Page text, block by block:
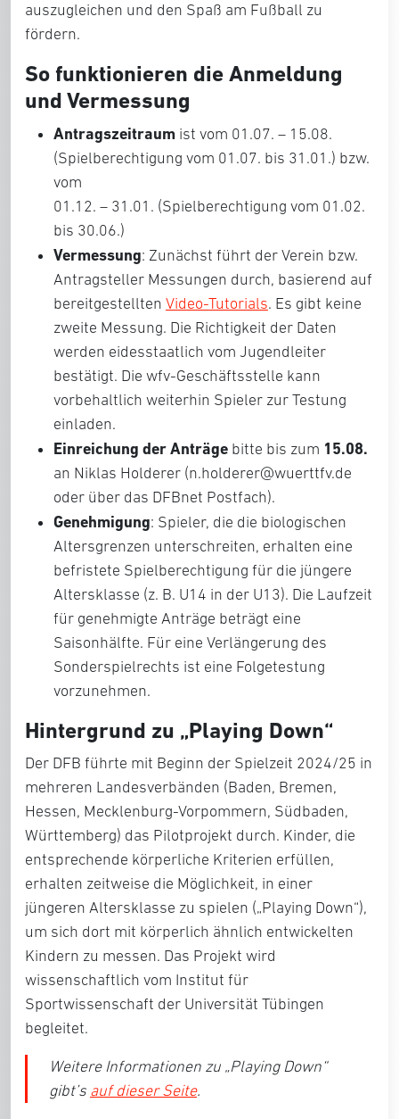
auszugleichen und den Spaß am Fußball zu
fördern.
So funktionieren die Anmeldung
und Vermessung
Antragszeitraum ist vom 01.07. – 15.08.
(Spielberechtigung vom 01.07. bis 31.01.) bzw.
vom
01.12. – 31.01. (Spielberechtigung vom 01.02.
bis 30.06.)
Vermessung: Zunächst führt der Verein bzw.
Antragsteller Messungen durch, basierend auf
bereitgestellten Video-Tutorials. Es gibt keine
zweite Messung. Die Richtigkeit der Daten
werden eidesstaatlich vom Jugendleiter
bestätigt. Die wfv-Geschäftsstelle kann
vorbehaltlich weiterhin Spieler zur Testung
einladen.
Einreichung der Anträge bitte bis zum 15.08.
an Niklas Holderer (n.holderer@wuerttfv.de
oder über das DFBnet Postfach).
Genehmigung: Spieler, die die biologischen
Altersgrenzen unterschreiten, erhalten eine
befristete Spielberechtigung für die jüngere
Altersklasse (z. B. U14 in der U13). Die Laufzeit
für genehmigte Anträge beträgt eine
Saisonhälfte. Für eine Verlängerung des
Sonderspielrechts ist eine Folgetestung
vorzunehmen.
Hintergrund zu „Playing Down“
Der DFB führte mit Beginn der Spielzeit 2024/25 in
mehreren Landesverbänden (Baden, Bremen,
Hessen, Mecklenburg-Vorpommern, Südbaden,
Württemberg) das Pilotprojekt durch. Kinder, die
entsprechende körperliche Kriterien erfüllen,
erhalten zeitweise die Möglichkeit, in einer
jüngeren Altersklasse zu spielen („Playing Down“),
um sich dort mit körperlich ähnlich entwickelten
Kindern zu messen. Das Projekt wird
wissenschaftlich vom Institut für
Sportwissenschaft der Universität Tübingen
begleitet.
Weitere Informationen zu „Playing Down“
gibt’s auf dieser Seite.